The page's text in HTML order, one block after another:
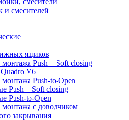
смесители
и смесителей
ящиков
Push + Soft closing
V6
Push-to-Open
Push + Soft closing
Push-to-Open
с доводчиком
закрывания